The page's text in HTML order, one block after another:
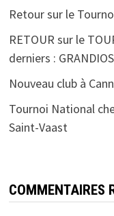
Retour sur le
RETOUR sur le
derniers :
Nouveau club à
Tournoi National
Saint-Vaast
COMMENTAIRES